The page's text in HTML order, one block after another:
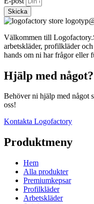
Skicka
Välkommen till
arbetskläder, profilkläder
hands om ni har frågor eller
Hjälp med något?
Behöver ni hjälp med något
oss!
Kontakta Logofactory
Produktmeny
Hem
Alla produkter
Premiumkepsar
Profilkläder
Arbetskläder